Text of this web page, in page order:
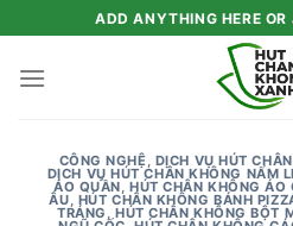
to
content
ADD ANYTHING HERE
CÔNG NGHỆ, DỊCH VỤ HÚT
DỊCH VỤ HÚT CHÂN KHÔNG NẤM
ÁO QUẦN,HÚT CHÂN KHÔNG
ÂU, HÚT CHÂN KHÔNG BÁNH
TRÁNG , HÚT CHÂN KHÔNG BỘT